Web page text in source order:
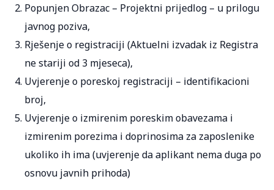
Popunjen Obrazac – Projektni prijedlog – u prilogu
javnog poziva,
Rješenje o registraciji (Aktuelni izvadak iz Registra
ne stariji od 3 mjeseca),
Uvjerenje o poreskoj registraciji – identifikacioni
broj,
Uvjerenje o izmirenim poreskim obavezama i
izmirenim porezima i doprinosima za zaposlenike
ukoliko ih ima (uvjerenje da aplikant nema duga po
osnovu javnih prihoda)